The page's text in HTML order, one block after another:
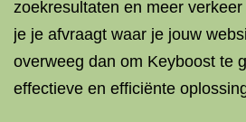
zoekresultaten en meer
je je afvraagt waar je jouw
overweeg dan om Keyboost te
effectieve en efficiënte